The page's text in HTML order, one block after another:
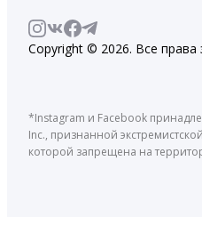
Copyright © 2026. Все
*Instagram и Facebook
Inc., признанной
которой запрещена на